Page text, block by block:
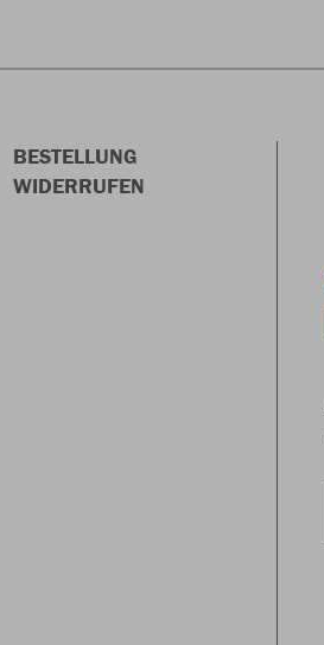
BESTELLUNG
WIDERRUFEN